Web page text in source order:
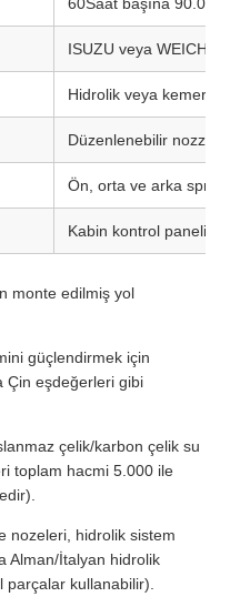
60Saat başına 90.000
ISUZU veya WEICHAI
Hidrolik veya kemerle
Düzenlenebilir nozzles
Ön, orta ve arka sprey
Kabin kontrol paneli +
monte edilmiş yol
güçlendirmek için
Çin eşdeğerleri gibi
çelik/karbon çelik su
toplam hacmi 5.000 ile
nozeleri, hidrolik sistem
Alman/İtalyan hidrolik
parçalar kullanabilir).